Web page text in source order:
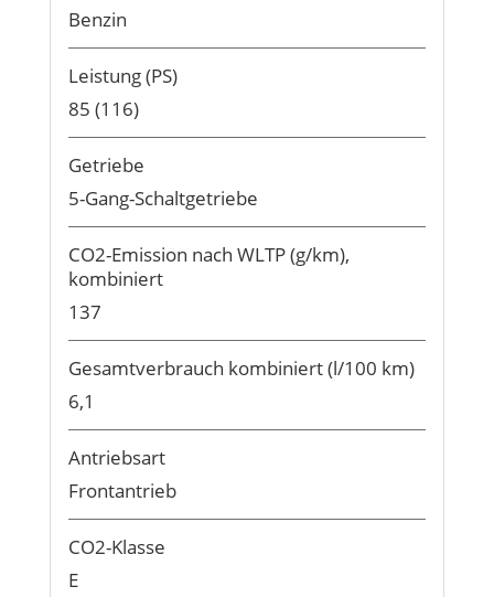
Benzin
Leistung (PS)
85 (116)
Getriebe
5-Gang-Schaltgetriebe
CO2-Emission nach WLTP (g/km),
kombiniert
137
Gesamtverbrauch kombiniert (l/100 km)
6,1
Antriebsart
Frontantrieb
CO2-Klasse
E